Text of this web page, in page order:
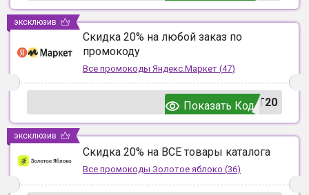
Скидка 20% на любой заказ по
промокоду
Все промокоды Яндекс.Маркет (47)
T20
Показать Код
эксклюзив
Скидка 20% на ВСЕ товары каталога
Все промокоды Золотое яблоко (36)
эксклюзив